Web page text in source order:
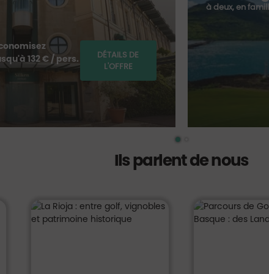
132 € / pers.
DÉTAILS DE
L'OFFRE
à deux, en
Ils parlent de nous